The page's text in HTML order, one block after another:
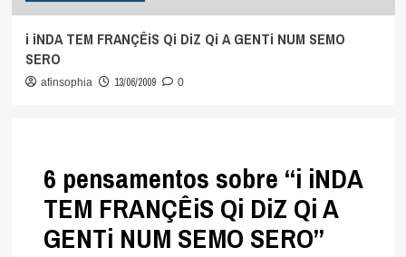
i iNDA TEM FRANÇÊiS Qi DiZ Qi A GENTi NUM SEMO
SERO
afinsophia 13/06/2009 0
6 pensamentos sobre “i iNDA
TEM FRANÇÊiS Qi DiZ Qi A
GENTi NUM SEMO SERO”